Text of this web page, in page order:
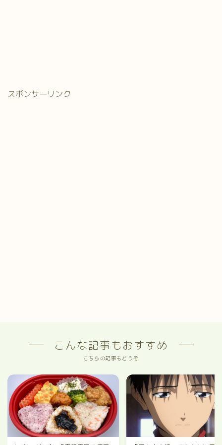
スポンサーリンク
こんな記事もおすすめ
こちらの記事もどうぞ